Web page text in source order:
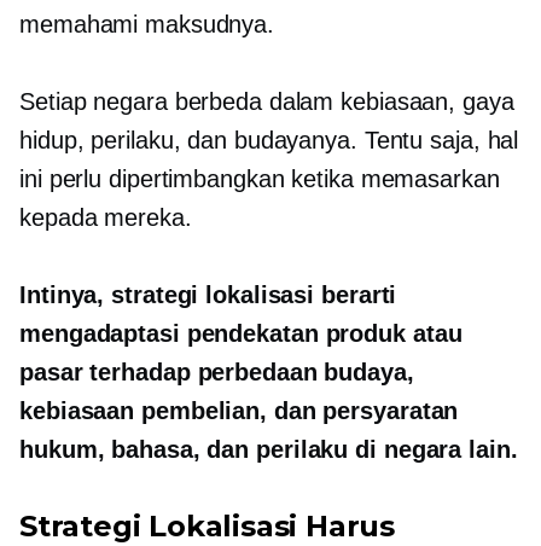
memahami maksudnya.
Setiap negara berbeda dalam kebiasaan, gaya
hidup, perilaku, dan budayanya. Tentu saja, hal
ini perlu dipertimbangkan ketika memasarkan
kepada mereka.
Intinya, strategi lokalisasi berarti
mengadaptasi pendekatan produk atau
pasar terhadap perbedaan budaya,
kebiasaan pembelian, dan persyaratan
hukum, bahasa, dan perilaku di negara lain.
Strategi Lokalisasi Harus